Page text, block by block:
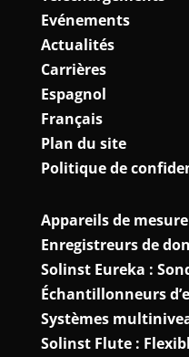
Evénements
Actualités
Carrières
Espagnol
Français
Plan du site
Politique de
Appareils de
Enregistreurs de
Solinst Eureka :
Échantillonneurs
Systèmes
Solinst Flute :